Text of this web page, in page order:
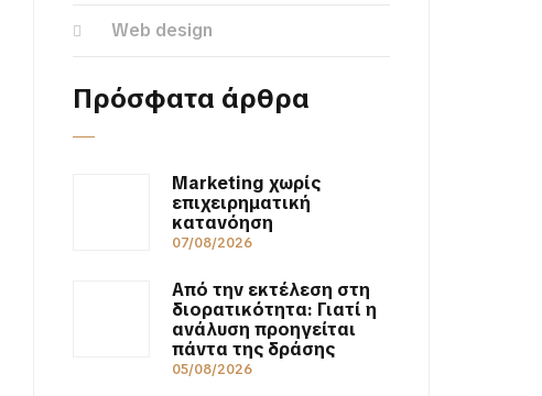
Web design
Πρόσφατα άρθρα
Marketing χωρίς
επιχειρηματική
κατανόηση
07/08/2026
Από την εκτέλεση στη
διορατικότητα: Γιατί η
ανάλυση προηγείται
πάντα της δράσης
05/08/2026